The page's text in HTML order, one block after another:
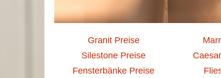
Granit Preise
Silestone Preise
Fensterbänke Preise